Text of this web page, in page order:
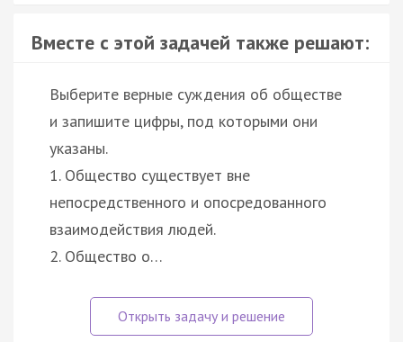
Вместе с этой задачей также решают:
Выберите верные суждения об обществе
и запишите цифры, под которыми они
указаны.
1. Общество существует вне
непосредственного и опосредованного
взаимодействия людей.
2. Общество о…